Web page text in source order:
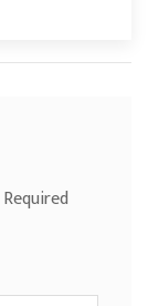
Required